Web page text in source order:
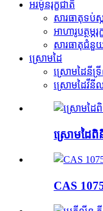
អរម៉ូនរុក្ខជាតិ
សារធាតុ​ទប់ស្
អាហារូបត្ថម្ភរុ
សារធាតុជំនួ
ស្រោមដៃ
ស្រោមដៃនីទ្
ស្រោមដៃវីនី
ស្រោមដៃពិ
CAS